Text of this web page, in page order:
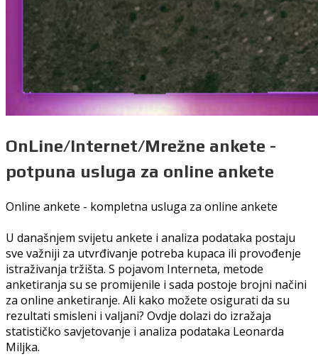
OnLine/Internet/Mrežne ankete -
potpuna usluga za online ankete
Online ankete - kompletna usluga za online ankete
U današnjem svijetu ankete i analiza podataka postaju
sve važniji za utvrđivanje potreba kupaca ili provođenje
istraživanja tržišta. S pojavom Interneta, metode
anketiranja su se promijenile i sada postoje brojni načini
za online anketiranje. Ali kako možete osigurati da su
rezultati smisleni i valjani? Ovdje dolazi do izražaja
statističko savjetovanje i analiza podataka Leonarda
Miljka.